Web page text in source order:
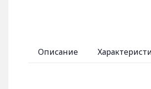
Описание